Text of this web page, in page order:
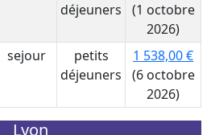
déjeuners
(1 octobre
2026)
sejour
petits
déjeuners
1 538,00 €
(6 octobre
2026)
Lyon